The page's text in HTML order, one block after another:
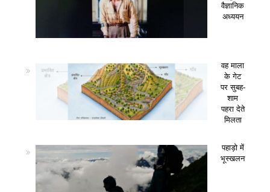
वैज्ञानिक
अध्ययन
वह माला
के गेट
पर सुबह-
शाम
पहरा देते
मिलता
पहाड़ो में
भूस्खलन